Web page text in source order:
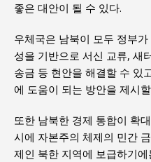
좋은 대안이 될 수 있다.
우체국은 남북이 모두 정부
성을 기반으로 서신 교류, 새
송금 등 현안을 해결할 수 있
에 도움이 되는 방안을 제시
또한 남북한 경제 통합이 확
시에 자본주의 체제의 민간
제인 북한 지역에 보급하기